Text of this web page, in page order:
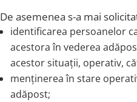
De asemenea s-a mai
identificarea persoanelor
acestora în vederea
acestor situații, operativ,
menținerea în stare
adăpost;